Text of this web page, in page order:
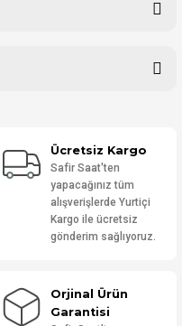
Ücretsiz Kargo
Safir Saat'ten
yapacağınız tüm
alışverişlerde Yurtiçi
Kargo ile ücretsiz
gönderim sağlıyoruz.
Orjinal Ürün
Garantisi